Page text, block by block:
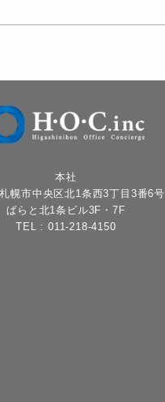
本社
幌市中央区北1条西3丁目3番6号
ばらと北1条ビル3F・7F
TEL :011-218-4150